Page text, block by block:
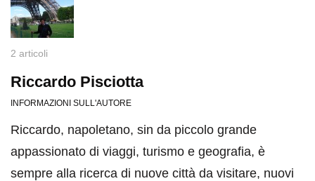
2 articoli
Riccardo Pisciotta
INFORMAZIONI SULL'AUTORE
Riccardo, napoletano, sin da piccolo grande
appassionato di viaggi, turismo e geografia, è
sempre alla ricerca di nuove città da visitare, nuovi